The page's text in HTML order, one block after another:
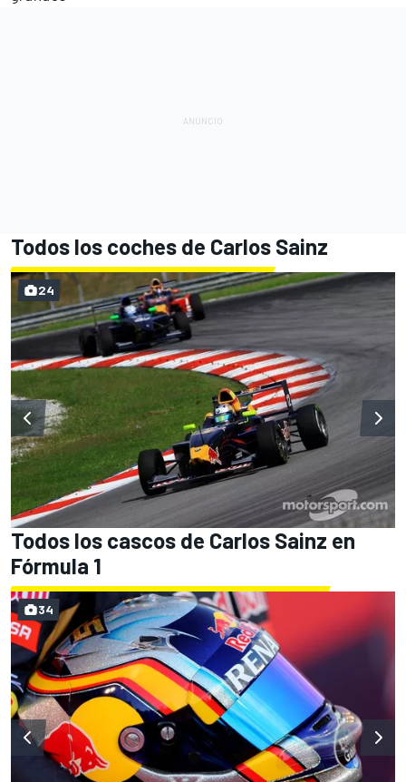
Todos los coches de Carlos Sainz
24
Todos los cascos de Carlos Sainz en
Fórmula 1
34